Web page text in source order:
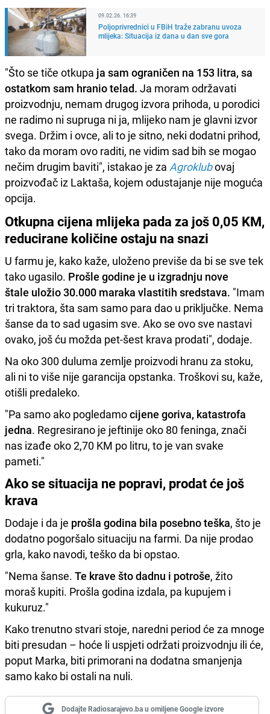
09.02.26. 16:39
Poljoprivrednici u FBiH traže zabranu uvoza
mlijeka: Situacija iz dana u dan sve gora
"Što se tiče otkupa ja sam ograničen na 153 litra, sa
ostatkom sam hranio telad. Ja moram održavati
proizvodnju, nemam drugog izvora prihoda, u porodici
ne radimo ni supruga ni ja, mlijeko nam je glavni izvor
svega. Držim i ovce, ali to je sitno, neki dodatni prihod,
tako da moram ovo raditi, ne vidim sad bih se mogao
nečim drugim baviti", istakao je za Agroklubovaj
proizvođač iz Laktaša, kojem odustajanje nije moguća
opcija.
Otkupna cijena mlijeka pada za još 0,05 KM,
reducirane količine ostaju na snazi
U farmu je, kako kaže, uloženo previše da bi se sve tek
tako ugasilo. Prošle godine je u izgradnju nove
štale uložio 30.000 maraka vlastitih sredstava. "Imam
tri traktora, šta sam samo para dao u priključke. Nema
šanse da to sad ugasim sve. Ako se ovo sve nastavi
ovako, još ću možda pet-šest krava prodati", dodaje.
Na oko 300 duluma zemlje proizvodi hranu za stoku,
ali ni to više nije garancija opstanka. Troškovi su, kaže,
otišli predaleko.
"Pa samo ako pogledamocijene goriva, katastrofa
jedna. Regresirano je jeftinije oko 80 feninga, znači
nas izađe oko 2,70 KM po litru, to je van svake
pameti."
Ako se situacija ne popravi, prodat će još
krava
Dodaje i da je prošla godina bila posebno teška, što je
dodatno pogoršalo situaciju na farmi. Da nije prodao
grla, kako navodi, teško da bi opstao.
"Nema šanse. Te krave što dadnu i potroše, žito
moraš kupiti. Prošla godina izdala, pa kupujem i
kukuruz."
Kako trenutno stvari stoje, naredni period će za mnoge
biti presudan – hoće li uspjeti održati proizvodnju ili će,
poput Marka, biti primorani na dodatna smanjenja
samo kako bi ostali na nuli.
Dodajte Radiosarajevo.ba u omiljene Google izvore